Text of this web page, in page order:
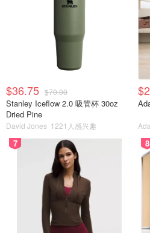
$36.75 $70.00
Stanley Iceflow 2.0 吸管杯 30oz
Dried Pine
David Jones 1221人感兴趣
7 8